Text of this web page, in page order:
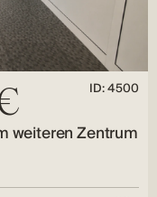
ID: 4500
weiteren Zentrum